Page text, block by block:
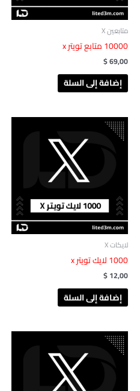
متابعين X
‎ 10000متابع تويتر x
$69,00
إضافة إلى السلة
لايكات X
‎ 1000لايك تويتر x
$12,00
إضافة إلى السلة